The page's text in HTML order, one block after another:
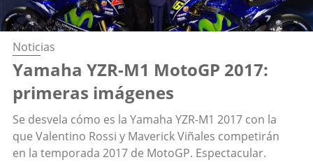
Noticias
Yamaha YZR-M1 MotoGP 2017:
primeras imágenes
Se desvela cómo es la Yamaha YZR-M1 2017 con la
que Valentino Rossi y Maverick Viñales competirán
en la temporada 2017 de MotoGP. Espectacular.